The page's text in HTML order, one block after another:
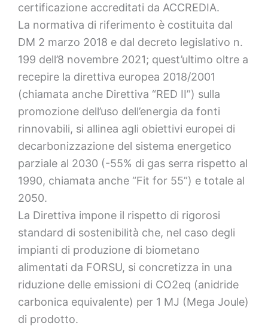
certificazione accreditati da ACCREDIA.
La normativa di riferimento è costituita dal
DM 2 marzo 2018 e dal decreto legislativo n.
199 dell’8 novembre 2021; quest’ultimo oltre a
recepire la direttiva europea 2018/2001
(chiamata anche Direttiva “RED II”) sulla
promozione dell’uso dell’energia da fonti
rinnovabili, si allinea agli obiettivi europei di
decarbonizzazione del sistema energetico
parziale al 2030 (-55% di gas serra rispetto al
1990, chiamata anche “Fit for 55”) e totale al
2050.
La Direttiva impone il rispetto di rigorosi
standard di sostenibilità che, nel caso degli
impianti di produzione di biometano
alimentati da FORSU, si concretizza in una
riduzione delle emissioni di CO2eq (anidride
carbonica equivalente) per 1 MJ (Mega Joule)
di prodotto.